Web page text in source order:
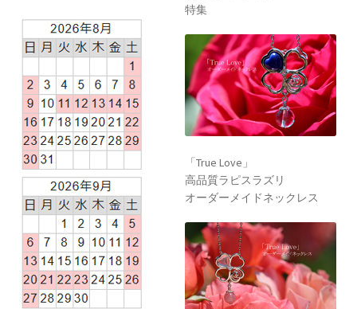
特集
「True Love」
高品質ラピスラズリ
オーダーメイドネックレス